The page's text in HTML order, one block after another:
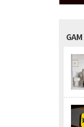
GAM